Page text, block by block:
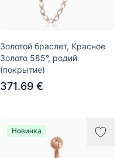
Золотой браслет, Красное
Золото 585°, родий
(покрытие)
371.69 €
Новинка